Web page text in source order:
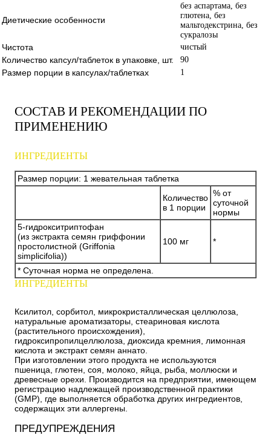
Диетические особенности
без аспартама, без
глютена, без
мальтодекстрина, без
сукралозы
Чистота чистый
Количество капсул/таблеток в упаковке, шт. 90
Размер порции в капсулах/таблетках 1
СОСТАВ И РЕКОМЕНДАЦИИ ПО
ПРИМЕНЕНИЮ
ИНГРЕДИЕНТЫ
Размер порции: 1 жевательная таблетка
Количество
в 1 порции
% от
суточной
нормы
5-гидрокситриптофан
(из экстракта семян гриффонии
простолистной (Griffonia
simplicifolia))
100 мг *
* Суточная норма не определена.
ИНГРЕДИЕНТЫ
Ксилитол, сорбитол, микрокристаллическая целлюлоза,
натуральные ароматизаторы, стеариновая кислота
(растительного происхождения),
гидроксипропилцеллюлоза, диоксида кремния, лимонная
кислота и экстракт семян аннато.
При изготовлении этого продукта не используются
пшеница, глютен, соя, молоко, яйца, рыба, моллюски и
древесные орехи. Производится на предприятии, имеющем
регистрацию надлежащей производственной практики
(GMP), где выполняется обработка других ингредиентов,
содержащих эти аллергены.
ПРЕДУПРЕЖДЕНИЯ